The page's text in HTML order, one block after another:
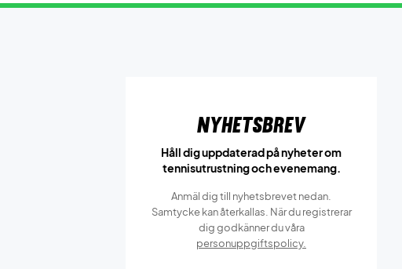
Nyhetsbrev
Håll dig uppdaterad på nyheter om
tennisutrustning och evenemang.
Anmäl dig till nyhetsbrevet nedan.
Samtycke kan återkallas. När du registrerar
dig godkänner du våra
personuppgiftspolicy.